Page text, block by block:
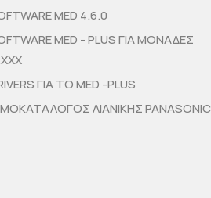
MED 4.6.0
MED - PLUS ΓΙΑ ΜΟΝΑΔΕΣ
ΓΙΑ ΤΟ MED -PLUS
ΛΙΑΝΙΚΗΣ PANASONIC